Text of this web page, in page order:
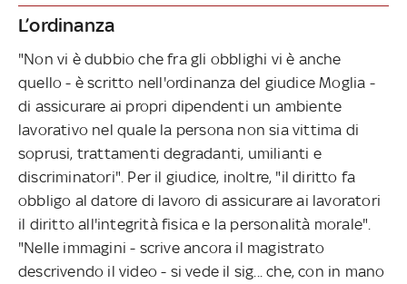
L’ordinanza
"Non vi è dubbio che fra gli obblighi vi è anche
quello - è scritto nell'ordinanza del giudice Moglia -
di assicurare ai propri dipendenti un ambiente
lavorativo nel quale la persona non sia vittima di
soprusi, trattamenti degradanti, umilianti e
discriminatori". Per il giudice, inoltre, "il diritto fa
obbligo al datore di lavoro di assicurare ai lavoratori
il diritto all'integrità fisica e la personalità morale".
"Nelle immagini - scrive ancora il magistrato
descrivendo il video - si vede il sig... che, con in mano